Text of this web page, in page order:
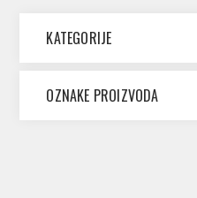
KATEGORIJE
OZNAKE PROIZVODA